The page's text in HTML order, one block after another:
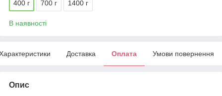
400 г 700 г 1400 г
В наявності
Доставка Оплата Умови повернення
Опис